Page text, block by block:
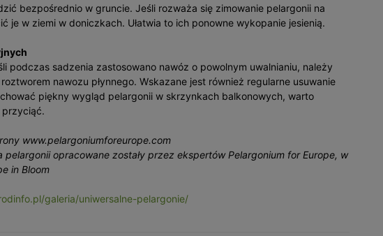
bezpośrednio w gruncie. Jeśli rozważa się zimowanie pelargonii na
je w ziemi w doniczkach. Ułatwia to ich ponowne wykopanie jesienią.
podczas sadzenia zastosowano nawóz o powolnym uwalnianiu, należy
nawozu płynnego. Wskazane jest również regularne usuwanie
piękny wygląd pelargonii w skrzynkach balkonowych, warto
przyciąć.
www.pelargoniumforeurope.com
pelargonii opracowane zostały przez ekspertów Pelargonium for Europe, w
in Bloom
galeria/uniwersalne-pelargonie/